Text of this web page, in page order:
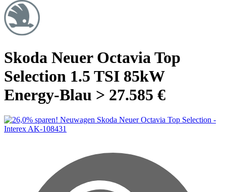
Skoda Neuer Octavia Top
Selection 1.5 TSI 85kW
Energy-Blau > 27.585 €